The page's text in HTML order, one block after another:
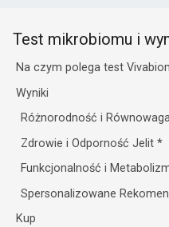
Test mikrobiomu i
Na czym polega test
Wyniki
Różnorodność i
Zdrowie i Odporność Jelit*
Funkcjonalność i
Spersonalizowane
Kup